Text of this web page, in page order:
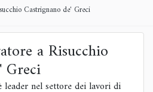
Castrignano de' Greci
a Risucchio
Greci
nel settore dei lavori di